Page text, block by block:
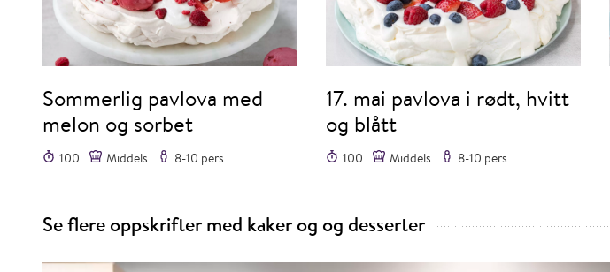
Sommerlig pavlova med
melon og sorbet
100 Middels 8-10 pers.
17. mai pavlova i rødt, hvitt
og blått
100 Middels 8-10 pers.
Se flere oppskrifter med kaker og og desserter